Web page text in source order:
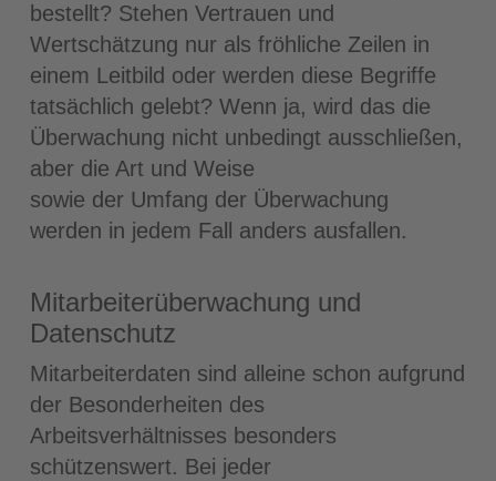
bestellt? Stehen Vertrauen und
Wertschätzung nur als fröhliche Zeilen in
einem Leitbild oder werden diese Begriffe
tatsächlich gelebt? Wenn ja, wird das die
Überwachung nicht unbedingt ausschließen,
aber die Art und Weise
sowie der Umfang der Überwachung
werden in jedem Fall anders ausfallen.
Mitarbeiterüberwachung und
Datenschutz
Mitarbeiterdaten sind alleine schon aufgrund
der Besonderheiten des
Arbeitsverhältnisses besonders
schützenswert. Bei jeder